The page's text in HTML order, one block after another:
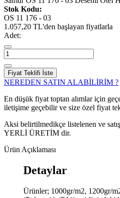
Stok Kodu:
OS 11 176 - 03
1.057,20 TL'den başlayan fiyatlarla
Adet:
Fiyat Teklifi İste
NEREDEN SATIN ALABİLİRİM ?
En düşük fiyat toptan alımlar için
iletişime geçebilir ve size özel fiyat
Aksi belirtilmedikçe listelenen ve
YERLİ ÜRETİM dir.
Ürün Açıklaması
Detaylar
Ürünler; 1000gr/m2, 1200gr/